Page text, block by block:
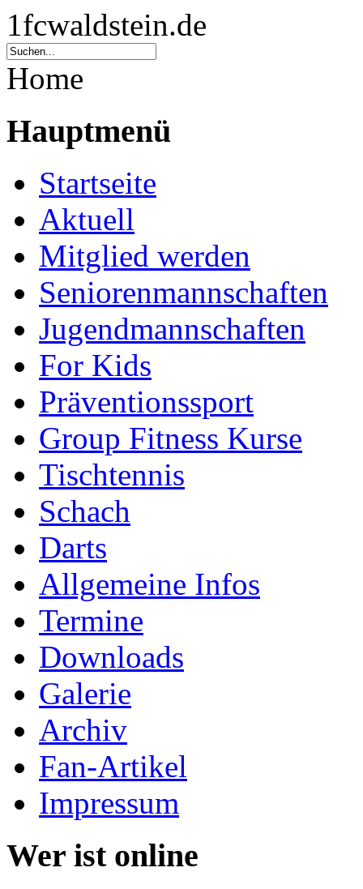
1fcwaldstein.de
Home
Hauptmenü
Startseite
Aktuell
Mitglied werden
Seniorenmannschaften
Jugendmannschaften
For Kids
Präventionssport
Group Fitness Kurse
Tischtennis
Schach
Darts
Allgemeine Infos
Termine
Downloads
Galerie
Archiv
Fan-Artikel
Impressum
Wer ist online